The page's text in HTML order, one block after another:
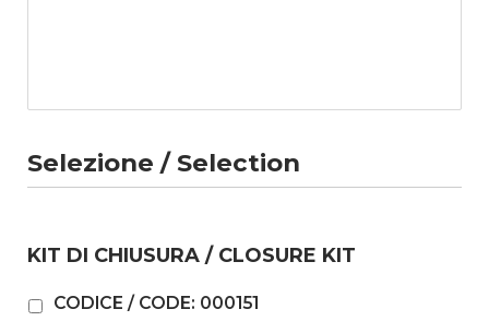
Selezione / Selection
KIT DI CHIUSURA / CLOSURE KIT
CODICE / CODE: 000151